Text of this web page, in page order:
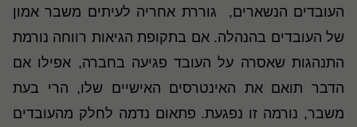
העובדים הנשארים, גוררת אחריה לעיתים משבר אמון
של העובדים בהנהלה. אם בתקופת הגיאות רווחה נורמת
התנהגות שאסרה על העובד פגיעה בחברה, אפילו אם
הדבר תואם את האינטרסים האישיים שלו, הרי בעת
משבר, נורמה זו נפגעת. פתאום נדמה לחלק מהעובדים